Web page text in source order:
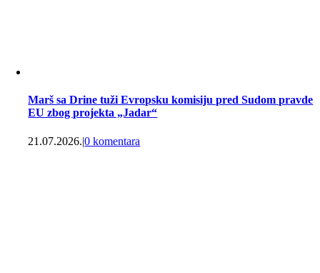
Marš sa Drine tuži Evropsku komisiju pred Sudom pravde
EU zbog projekta „Jadar“
21.07.2026.|0 komentara